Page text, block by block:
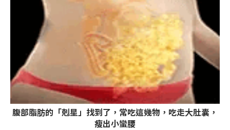
腹部脂肪的「剋星」找到了，常吃這幾物，吃走大肚囊，
瘦出小蠻腰